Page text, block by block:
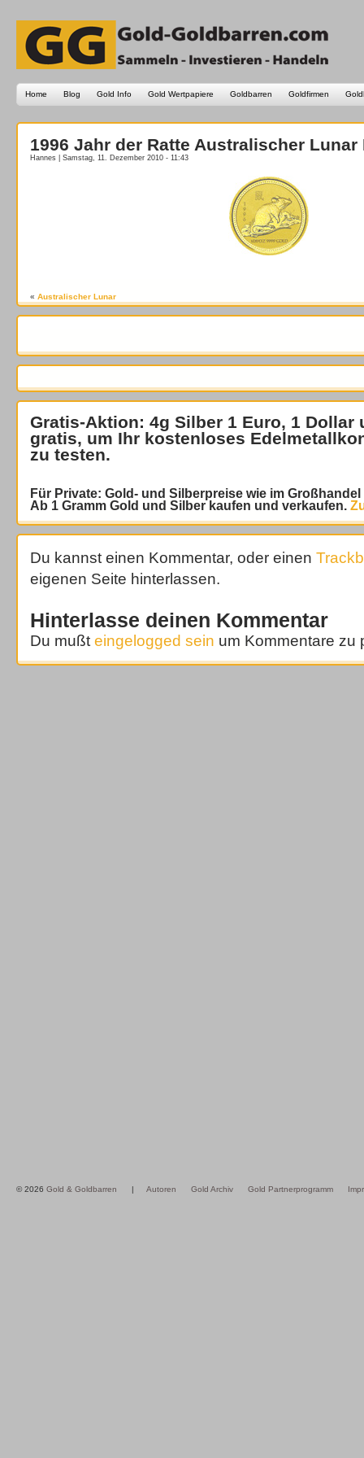
Home Blog Gold Info Gold Wertpapiere Goldbarren Goldfirmen
1996 Jahr der Ratte Australischer
Hannes | Samstag, 11. Dezember 2010 - 11:43
« Australischer Lunar
Gratis-Aktion: 4g Silber 1 Euro, 1 Dollar
gratis, um Ihr kostenloses
zu testen.
Für Private: Gold- und Silberpreise wie im
Ab 1 Gramm Gold und Silber kaufen und verkaufen.
Du kannst einen Kommentar, oder einen
eigenen Seite hinterlassen.
Hinterlasse deinen Kommentar
Du mußt eingelogged sein um Kommentare zu
© 2026 Gold & Goldbarren | Autoren Gold Archiv Gold Partnerprogramm